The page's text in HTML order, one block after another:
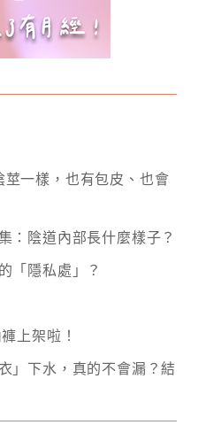
一樣，也有包皮、也會
：陰道內部長什麼樣子？
「隱私處」？
上架啦！
」下水，真的不會漏？結